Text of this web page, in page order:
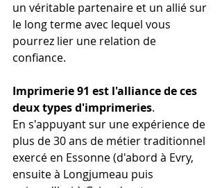
un véritable partenaire et un allié sur
le long terme avec lequel vous
pourrez lier une relation de
confiance.
Imprimerie 91 est l'alliance de ces
deux types d'imprimeries.
En s'appuyant sur une expérience de
plus de 30 ans de métier traditionnel
exercé en Essonne (d'abord à Evry,
ensuite à Longjumeau puis